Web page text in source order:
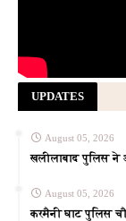
UPDATES
August 05, 2026
खलीलाबाद पुलिस ने
August 05, 2026
करमैनी घाट पुलिस